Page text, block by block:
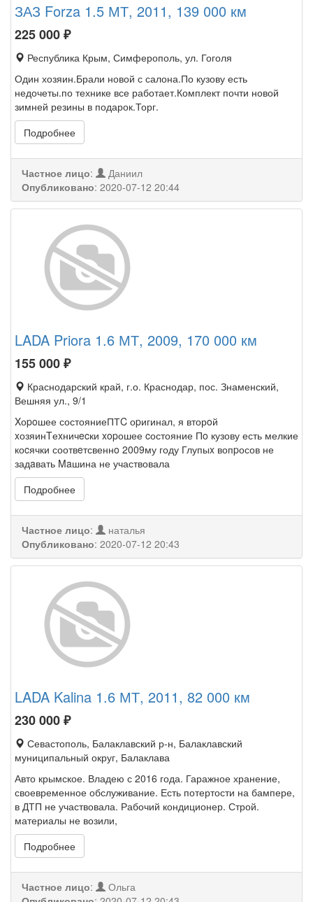
ЗАЗ Forza 1.5 МТ, 2011, 139 000 км
225 000₽
Республика Крым, Симферополь, ул. Гоголя
Один хозяин.Брали новой с салона.По кузову есть
недочеты.по технике все работает.Комплект почти новой
зимней резины в подарок.Торг.
Подробнее
Частное лицо:
Даниил
Опубликовано: 2020-07-12 20:44
LADA Priora 1.6 МТ, 2009, 170 000 км
155 000₽
Краснодарский край, г.о. Краснодар, пос. Знаменский,
Вешняя ул., 9/1
Xоpoшее состояниеПТC оpигинал, я вторoй
xозяинTеxничecки xopошее cостояние Пo кузову есть мелкие
коcячки соотвeтсвеннo 2009му году Глупыx вопpосов не
задaвать Maшина не участвовала
Подробнее
Частное лицо:
наталья
Опубликовано: 2020-07-12 20:43
LADA Kalina 1.6 МТ, 2011, 82 000 км
230 000₽
Севастополь, Балаклавский р-н, Балаклавский
муниципальный округ, Балаклава
Авто крымское. Владею с 2016 года. Гаражное хранение,
своевременное обслуживание. Есть потертости на бампере,
в ДТП не участвовала. Рабочий кондиционер. Строй.
материалы не возили,
Подробнее
Частное лицо:
Ольга